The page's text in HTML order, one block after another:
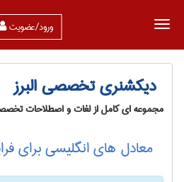
ورود/عضویت
دیکشنری تخصصی البرز
مجموعه ای کامل از لغات و اصطلاحات
معادل های انگلیسی برای